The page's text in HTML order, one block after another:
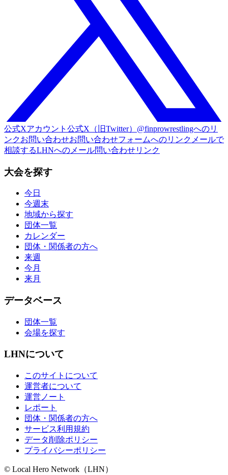
公式Xアカウント 公式X（旧Twitter）@finprowrestlingへのリ
ンクお問い合わせお問い合わせフォームへのリンク メールで
相談するLHNへのメール問い合わせリンク
大会を探す
今日
今週末
地域から探す
団体一覧
カレンダー
団体・関係者の方へ
来週
今月
来月
データベース
団体一覧
会場を探す
LHNについて
このサイトについて
運営者について
運営ノート
レポート
団体・関係者の方へ
サービス利用規約
データ削除ポリシー
プライバシーポリシー
© Local Hero Network（LHN）